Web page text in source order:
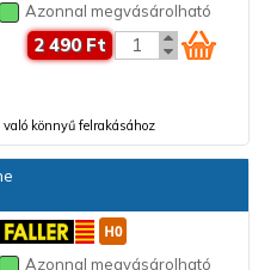
Azonnal megvásárolható
2 490 Ft
könnyű felrakásához
Azonnal megvásárolható